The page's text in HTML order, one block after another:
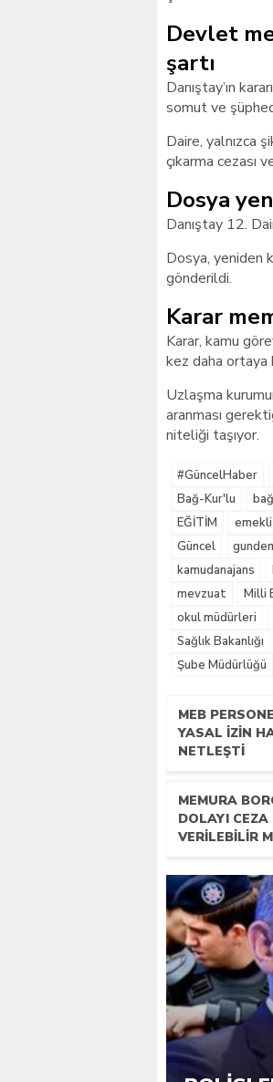
Devlet
şartı
Danıştay’ın
somut ve
Daire, yalnızca
çıkarma cezası
Dosya
Danıştay 12.
Dosya, yeniden
gönderildi.
Karar
Karar, kamu
kez daha ortaya
Uzlaşma
aranması
niteliği taşıyor.
#GüncelHaber
Bağ-Kur'lu
EĞİTİM
emekli
Güncel
kamudanajans
mevzuat
Milli
okul müdürleri
Sağlık Bakanlığı
Şube Müdürlüğü
MEB
YASAL İZIN
NETLEŞTI
MEMURA
DOLAYI CEZA
VERILEBILIR